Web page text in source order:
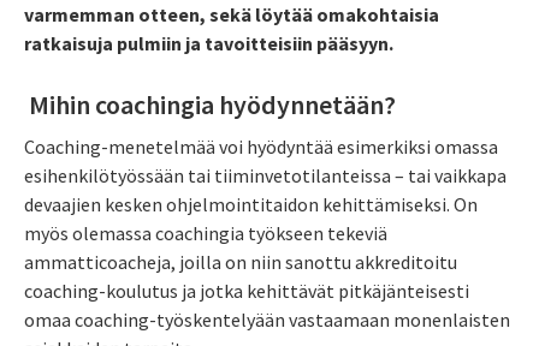
varmemman otteen, sekä löytää omakohtaisia
ratkaisuja pulmiin ja tavoitteisiin pääsyyn.
Mihin coachingia hyödynnetään?
Coaching-menetelmää voi hyödyntää esimerkiksi omassa
esihenkilötyössään tai tiiminvetotilanteissa – tai vaikkapa
devaajien kesken ohjelmointitaidon kehittämiseksi. On
myös olemassa coachingia työkseen tekeviä
ammatticoacheja, joilla on niin sanottu akkreditoitu
coaching-koulutus ja jotka kehittävät pitkäjänteisesti
omaa coaching-työskentelyään vastaamaan monenlaisten